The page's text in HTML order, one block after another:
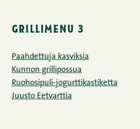
grillimenu 3
Paahdettuja kasviksia
Kunnon grillipossua
Ruohosipuli-jogurttikastiketta
Juusto Eetvarttia